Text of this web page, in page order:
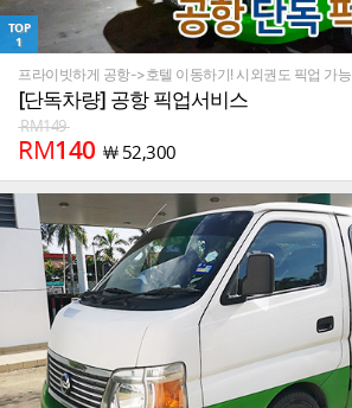
TOP
1
프라이빗하게 공항->호텔 이동하기! 시외권도 픽업 가능
[단독차량] 공항 픽업서비스
RM149
RM140 ￦ 52,300